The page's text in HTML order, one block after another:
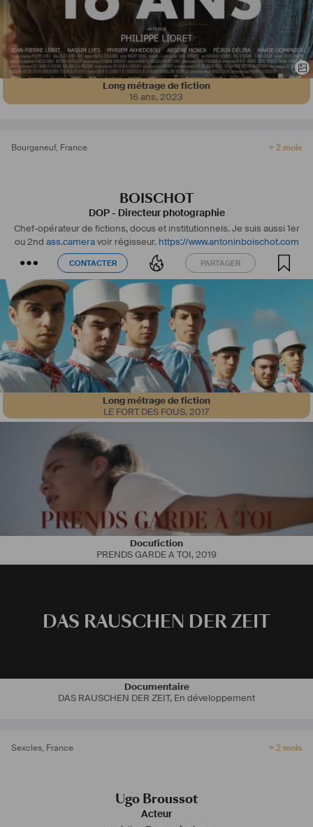
Long métrage de fiction
16 ans,2023
Bourganeuf, France > 2 mois
BOISCHOT
DOP - Directeur photographie
Chef-opérateur de fictions, docus et institutionnels. Je suis aussi 1er
ou 2nd ass.cameravoir régisseur. https://www.antoninboischot.com
CONTACTER PARTAGER
CONTACTER PARTAGER
Long métrage de fiction
LE FORT DES FOUS,2017
Docufiction
PRENDS GARDE A TOI,2019
DAS RAUSCHEN DER ZEIT
Documentaire
DAS RAUSCHEN DER ZEIT, En développement
Sexcles, France > 2 mois
Ugo Broussot
Acteur
2022
PAS DE QUARTIER - Paul Vecchiali
MALMKROG - Cristi Puiu
L’AUTRE CONTINENT - Romain Cogitore
2018
TRAIN DE VIES - Paul Vecchiali
LES SEPT DÉSERTEURS - Paul Vecchiali
2017
EN ATTENDANT LES BARBARES - Eugène Green